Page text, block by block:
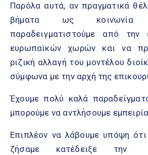
Παρόλα αυτά, αν πραγματικά
βήματα ως
παραδειγματιστούμε από την
ευρωπαϊκών χωρών και να
ριζική αλλαγή του μοντέλου
σύμφωνα με την αρχή της
Έχουμε πολύ καλά
μπορούμε να αντλήσουμε
Επιπλέον να λάβουμε υπόψη
ζήσαμε κατέδειξε την